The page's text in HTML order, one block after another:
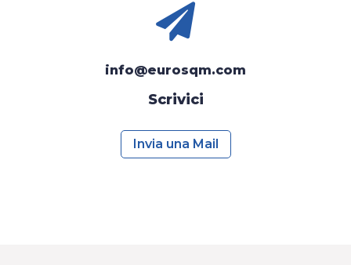

Scrivici
info@eurosqm.com
Invia una Mail